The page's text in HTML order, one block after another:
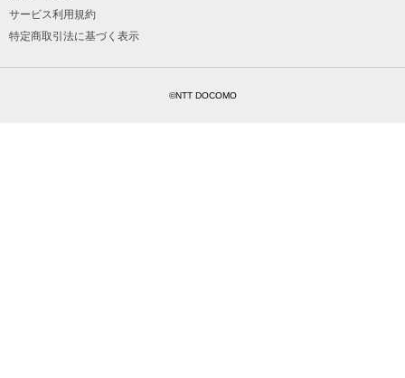
サービス利用規約
特定商取引法に基づく表示
©NTT DOCOMO